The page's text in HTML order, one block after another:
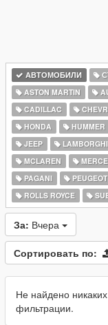
АВТОМОБИЛИ
ASTON MARTIN
CADILLAC
HONDA
HUMMER
JEEP
MCLAREN
PAGANI
PEUGEOT
ROLLS ROYCE
За: Вчера
Сортировать по:
Не найдено
фильтрации.